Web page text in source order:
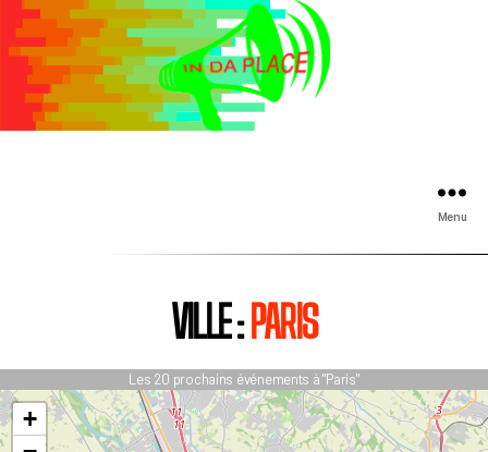
Menu
VILLE : PARIS
Les 20 prochains événements à "Paris"
+